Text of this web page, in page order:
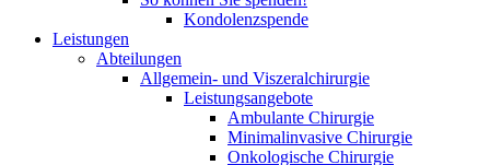
Kondolenzspende
Leistungen
Abteilungen
Allgemein- und Viszeralchirurgie
Leistungsangebote
Ambulante Chirurgie
Minimalinvasive Chirurgie
Onkologische Chirurgie